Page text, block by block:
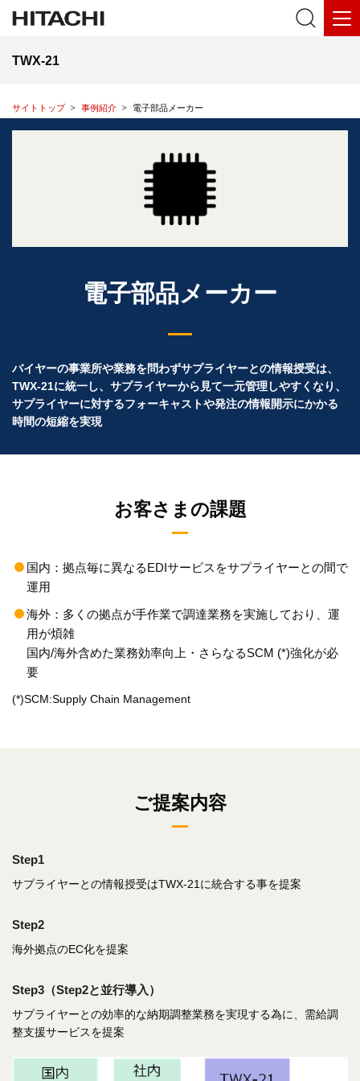
TWX-21
サイトトップ 事例紹介 電子部品メーカー
電子部品メーカー
バイヤーの事業所や業務を問わずサプライヤーとの情報授受は、
TWX-21に統一し、サプライヤーから見て一元管理しやすくなり、
サプライヤーに対するフォーキャストや発注の情報開示にかかる
時間の短縮を実現
お客さまの課題
国内：拠点毎に異なるEDIサービスをサプライヤーとの間で
運用
海外：多くの拠点が手作業で調達業務を実施しており、運
用が煩雑
国内/海外含めた業務効率向上・さらなるSCM (*)強化が必
要
(*)SCM:Supply Chain Management
ご提案内容
Step1
サプライヤーとの情報授受はTWX-21に統合する事を提案
Step2
海外拠点のEC化を提案
Step3（Step2と並行導入）
サプライヤーとの効率的な納期調整業務を実現する為に、需給調
整支援サービスを提案